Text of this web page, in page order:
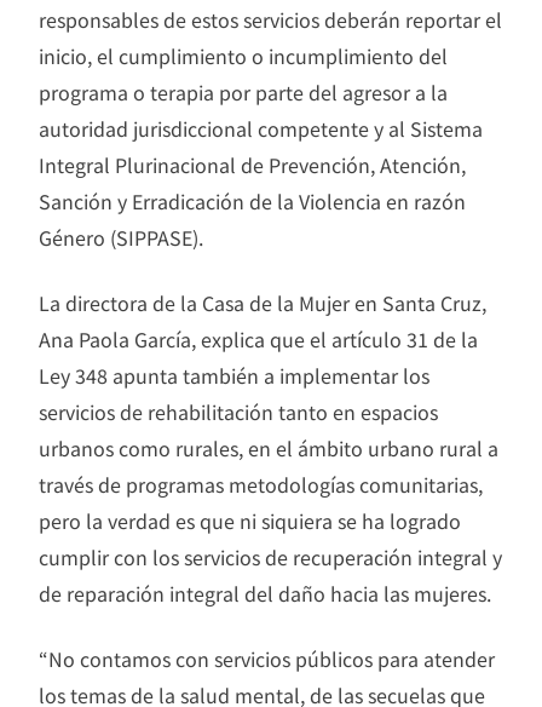
responsables de estos servicios deberán reportar el
inicio, el cumplimiento o incumplimiento del
programa o terapia por parte del agresor a la
autoridad jurisdiccional competente y al Sistema
Integral Plurinacional de Prevención, Atención,
Sanción y Erradicación de la Violencia en razón
Género (SIPPASE).
La directora de la Casa de la Mujer en Santa Cruz,
Ana Paola García, explica que el artículo 31 de la
Ley 348 apunta también a implementar los
servicios de rehabilitación tanto en espacios
urbanos como rurales, en el ámbito urbano rural a
través de programas metodologías comunitarias,
pero la verdad es que ni siquiera se ha logrado
cumplir con los servicios de recuperación integral y
de reparación integral del daño hacia las mujeres.
“No contamos con servicios públicos para atender
los temas de la salud mental, de las secuelas que